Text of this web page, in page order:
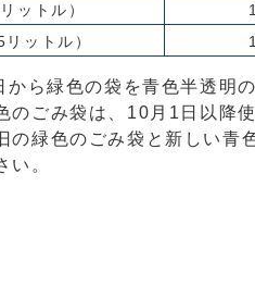
ットル）
ットル）
から緑色の袋を青色半透明
のごみ袋は、10月1日以降
の緑色のごみ袋と新しい青
い。